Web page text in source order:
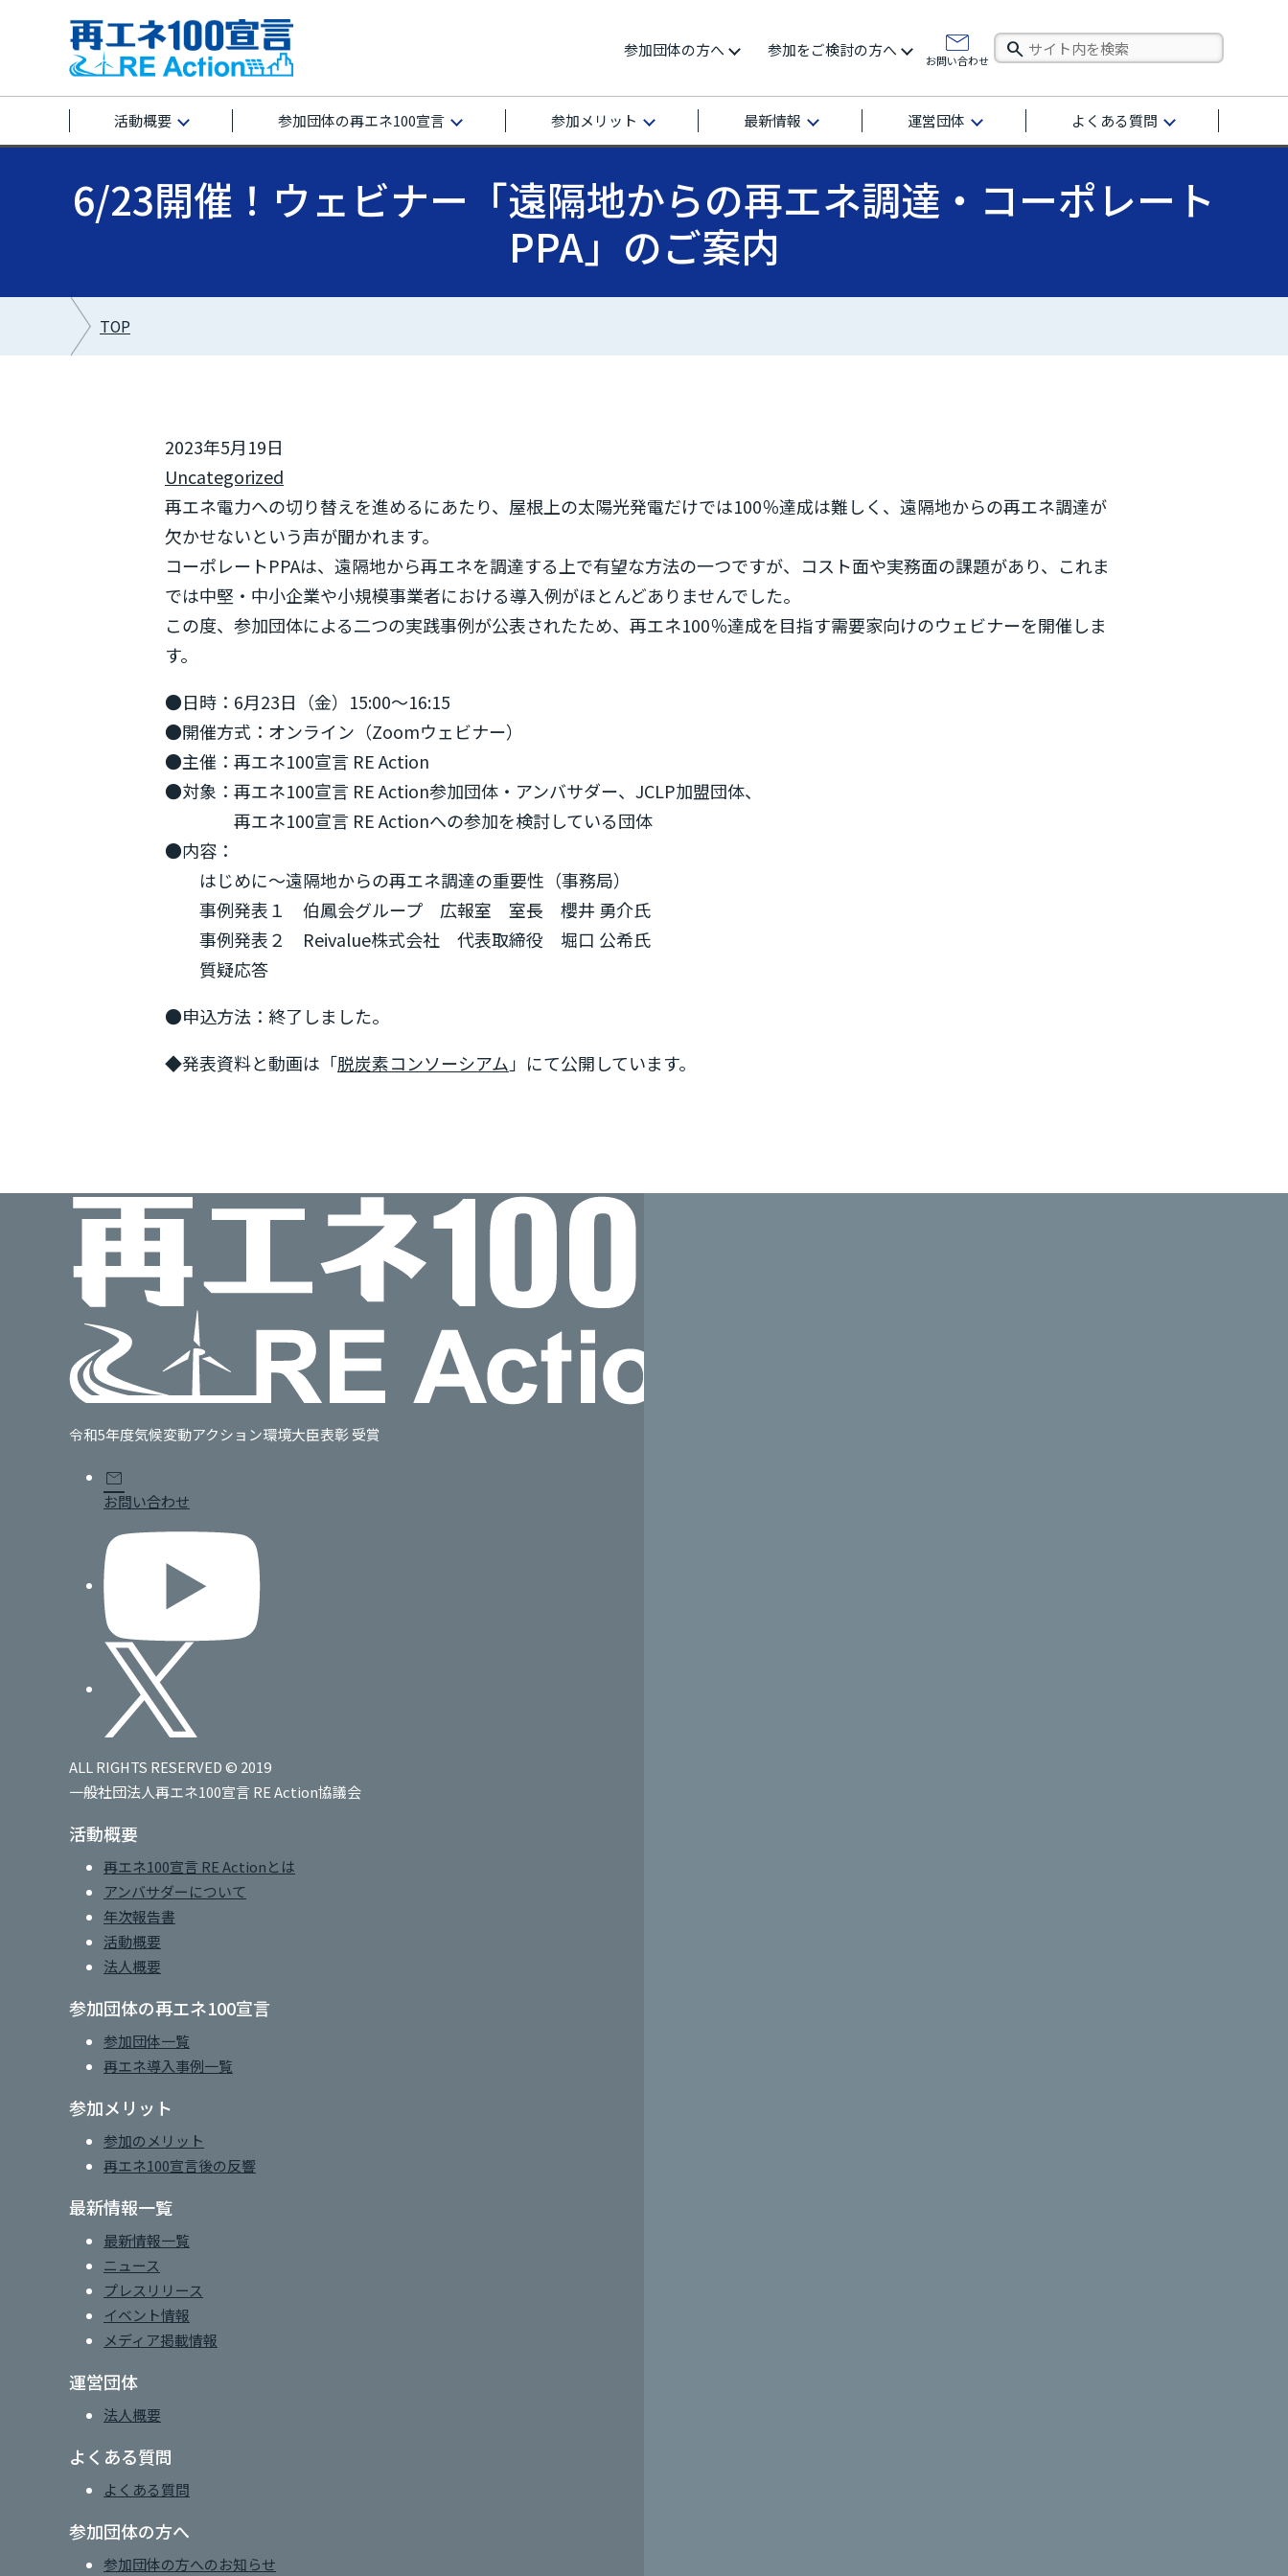
活動概要 参加団体の再エネ100宣言 参加メリット 最新情報 運営団体 よくある質問
参加団体の方へ 参加をご検討の方へ
お問い合わせ
6/23開催！ウェビナー「遠隔地からの再エネ調達・コーポレート
PPA」のご案内
TOP
2023年5月19日
Uncategorized
再エネ電力への切り替えを進めるにあたり、屋根上の太陽光発電だけでは100％達成は難しく、遠隔地からの再エネ調達が
欠かせないという声が聞かれます。
コーポレートPPAは、遠隔地から再エネを調達する上で有望な方法の一つですが、コスト面や実務面の課題があり、これま
では中堅・中小企業や小規模事業者における導入例がほとんどありませんでした。
この度、参加団体による二つの実践事例が公表されたため、再エネ100％達成を目指す需要家向けのウェビナーを開催しま
す。
●日時：6月23日（金）15:00～16:15
●開催方式：オンライン（Zoomウェビナー）
●主催：再エネ100宣言 RE Action
●対象：再エネ100宣言 RE Action参加団体・アンバサダー、JCLP加盟団体、
再エネ100宣言 RE Actionへの参加を検討している団体
●内容：
はじめに～遠隔地からの再エネ調達の重要性（事務局）
事例発表１ 伯鳳会グループ 広報室 室長 櫻井 勇介氏
事例発表２ Reivalue株式会社 代表取締役 堀口 公希氏
質疑応答
●申込方法：終了しました。
◆発表資料と動画は「脱炭素コンソーシアム」にて公開しています。
令和5年度気候変動アクション環境大臣表彰 受賞
mail
お問い合わせ
ALL RIGHTS RESERVED © 2019
一般社団法人再エネ100宣言 RE Action協議会
活動概要
再エネ100宣言 RE Actionとは
アンバサダーについて
年次報告書
活動概要
法人概要
参加団体の再エネ100宣言
参加団体一覧
再エネ導入事例一覧
参加メリット
参加のメリット
再エネ100宣言後の反響
最新情報一覧
最新情報一覧
ニュース
プレスリリース
イベント情報
メディア掲載情報
運営団体
法人概要
よくある質問
よくある質問
参加団体の方へ
参加団体の方へのお知らせ